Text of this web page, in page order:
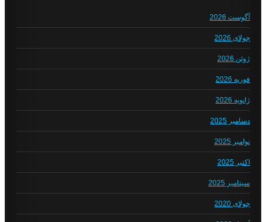
آگوست 2026
جولای 2026
ژوئن 2026
فوریه 2026
ژانویه 2026
دسامبر 2025
نوامبر 2025
اکتبر 2025
سپتامبر 2025
جولای 2020